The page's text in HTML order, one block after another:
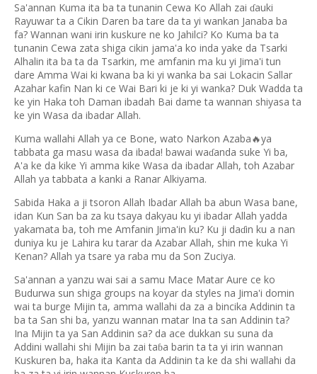
Sa'annan Kuma ita ba ta tunanin Cewa Ko Allah zai ɗauki
Rayuwar ta a Cikin Daren ba tare da ta yi wankan Janaba ba
fa? Wannan wani irin kuskure ne ko Jahilci? Ko Kuma ba ta
tunanin Cewa zata shiga cikin jama'a ko inda yake da Tsarki
Alhalin ita ba ta da Tsarkin, me amfanin ma ku yi Jima'i tun
dare Amma Wai ki kwana ba ki yi wanka ba sai Lokacin Sallar
Azahar kafin Nan ki ce Wai Bari ki je ki yi wanka? Duk Wadda ta
ke yin Haka toh Daman ibadah Bai dame ta wannan shiyasa ta
ke yin Wasa da ibadar Allah.
Kuma wallahi Allah ya ce Bone, wato Narkon Azaba🔥ya
tabbata ga masu wasa da ibada! bawai waɗanda suke Yi ba,
A'a ke da kike Yi amma kike Wasa da ibadar Allah, toh Azabar
Allah ya tabbata a kanki a Ranar Alkiyama.
Sabida Haka a ji tsoron Allah Ibadar Allah ba abun Wasa bane,
idan Kun San ba za ku tsaya dakyau ku yi ibadar Allah yadda
yakamata ba, toh me Amfanin Jima'in ku? Ku ji daɗin ku a nan
duniya ku je Lahira ku tarar da Azabar Allah, shin me kuka Yi
Kenan? Allah ya tsare ya raba mu da Son Zuciya.
Sa'annan a yanzu wai sai a samu Mace Matar Aure ce ko
Budurwa sun shiga groups na koyar da styles na Jima'i domin
wai ta burge Mijin ta, amma wallahi da za a bincika Addinin ta
ba ta San shi ba, yanzu wannan matar Ina ta san Addinin ta?
Ina Mijin ta ya San Addinin sa? da ace dukkan su suna da
Addini wallahi shi Mijin ba zai taɓa barin ta ta yi irin wannan
Kuskuren ba, haka ita Kanta da Addinin ta ke da shi wallahi da